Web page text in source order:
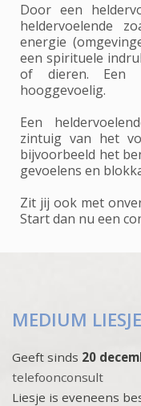
Door een
heldervoelende
energie
een spirituele
of dieren. Een
hooggevoelig.
Een
zintuig van het
bijvoorbeeld het
gevoelens en
Zit jij ook met
Start dan nu een
MEDIUM LIESJE
Geeft sinds 20
telefoonconsult
Liesje is eveneens